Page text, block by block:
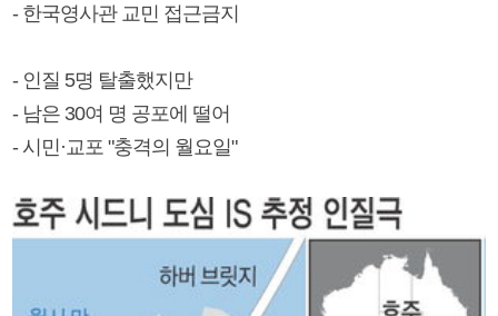
- 한국영사관 교민 접근금지
- 인질 5명 탈출했지만
- 남은 30여 명 공포에 떨어
- 시민·교포 "충격의 월요일"